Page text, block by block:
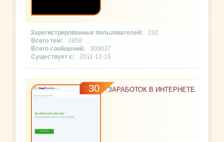
232
2858
308037
2011-12-16
30 ЗАРАБОТОК В ИНТЕРНЕТЕ